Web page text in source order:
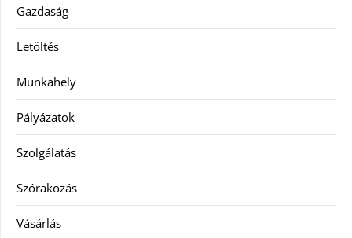
Gazdaság
Letöltés
Munkahely
Pályázatok
Szolgálatás
Szórakozás
Vásárlás